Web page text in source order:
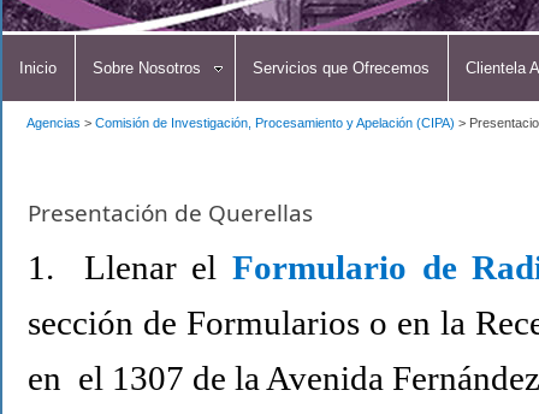
Inicio Sobre Nosotros Servicios que Ofrecemos Clientela
Agencias > Comisión de Investigación, Procesamiento y Apelación (CIPA) >
Presentación de Querellas
1. Llenar elFormulario de
sección de Formularios o en la
en el 1307 de la Avenida